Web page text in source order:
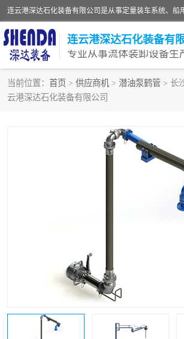
连云港深达石化装备有
当前位置： 首页 > 供应商机 > 潜油泵鹤管 > 长
云港深达石化装备有限公司
鹤管
潜油泵